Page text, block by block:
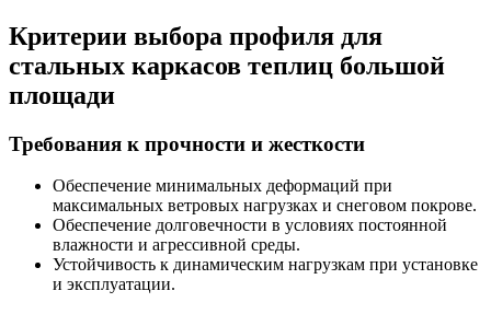
Критерии выбора профиля для
стальных каркасов теплиц большой
площади
Требования к прочности и жесткости
Обеспечение минимальных деформаций при
максимальных ветровых нагрузках и снеговом покрове.
Обеспечение долговечности в условиях постоянной
влажности и агрессивной среды.
Устойчивость к динамическим нагрузкам при установке
и эксплуатации.